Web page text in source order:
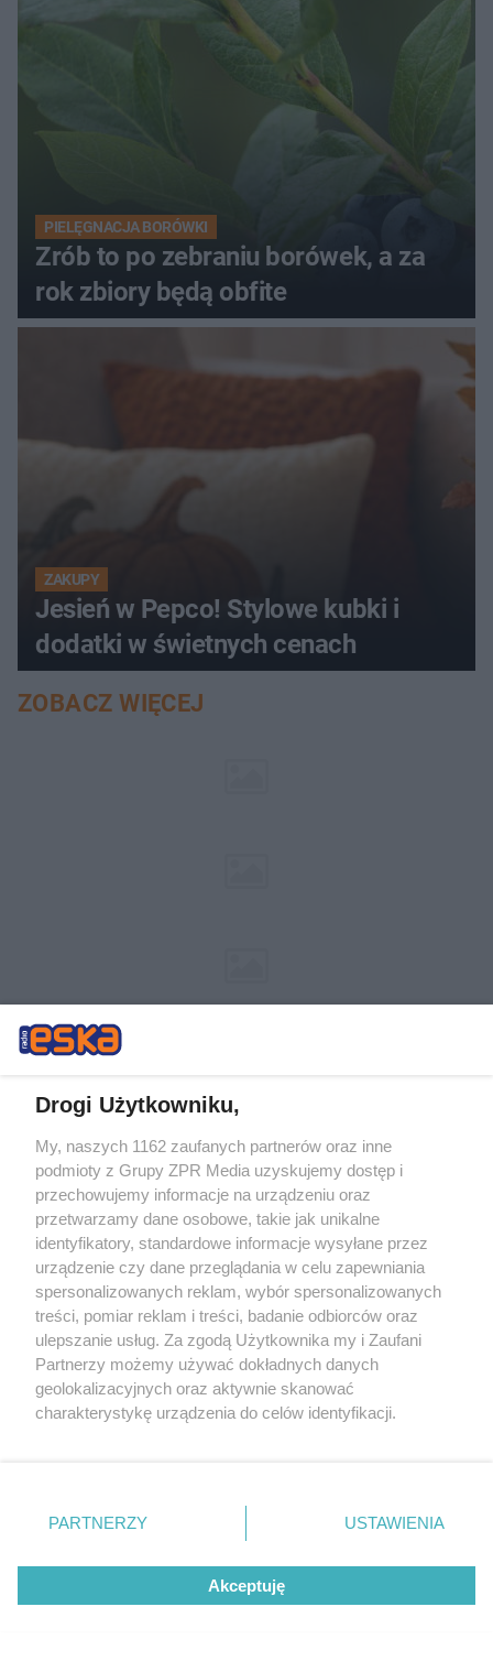
PIELĘGNACJA BORÓWKI
Zrób to po zebraniu borówek, a za
rok zbiory będą obfite
ZAKUPY
Jesień w Pepco! Stylowe kubki i
dodatki w świetnych cenach
ZOBACZ WIĘCEJ
Żaden utwór zamieszczony w serwisie nie może być powielany i
rozpowszechniany lub dalej rozpowszechniany w jakikolwiek sposób (w
tym także elektroniczny lub mechaniczny) na jakimkolwiek polu
eksploatacji w jakiejkolwiek formie, włącznie z umieszczaniem w
Internecie bez pisemnej zgody właściciela praw. Jakiekolwiek użycie lub
Drogi Użytkowniku,
My, naszych 1162 zaufanych partnerów oraz inne
podmioty z Grupy ZPR Media uzyskujemy dostęp i
przechowujemy informacje na urządzeniu oraz
przetwarzamy dane osobowe, takie jak unikalne
identyfikatory, standardowe informacje wysyłane przez
urządzenie czy dane przeglądania w celu zapewniania
spersonalizowanych reklam, wybór spersonalizowanych
treści, pomiar reklam i treści, badanie odbiorców oraz
ulepszanie usług. Za zgodą Użytkownika my i Zaufani
Partnerzy możemy używać dokładnych danych
geolokalizacyjnych oraz aktywnie skanować
charakterystykę urządzenia do celów identyfikacji.
zmienić/wycofać klikając przycisk ustawień prywatności
znajdujący się w lewym dolnym rogu strony
rodzaje przetwarzania danych nie wymagają zgody
użytkownika, ale masz prawo sprzeciwić się takiemu
przetwarzaniu. Preferencje będą miały zastosowanie tylko
PARTNERZY USTAWIENIA
Akceptuję